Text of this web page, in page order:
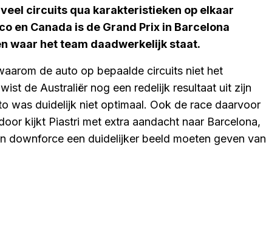
circuits qua karakteristieken op elkaar
en Canada is de Grand Prix in Barcelona
waar het team daadwerkelijk staat.
de auto op bepaalde circuits niet het
de Australiër nog een redelijk resultaat uit zijn
was duidelijk niet optimaal. Ook de race daarvoor
kijkt Piastri met extra aandacht naar Barcelona,
downforce een duidelijker beeld moeten geven van